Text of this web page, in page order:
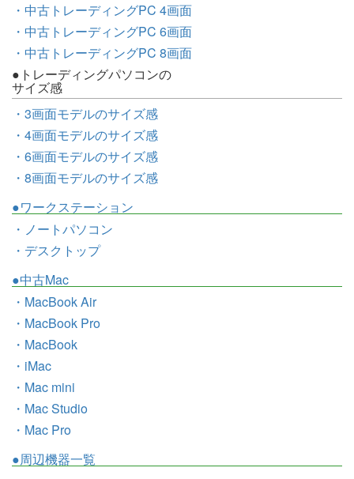
・中古トレーディングPC 4画面
・中古トレーディングPC 6画面
・中古トレーディングPC 8画面
●トレーディングパソコンの
サイズ感
・3画面モデルのサイズ感
・4画面モデルのサイズ感
・6画面モデルのサイズ感
・8画面モデルのサイズ感
●ワークステーション
・ノートパソコン
・デスクトップ
●中古Mac
・MacBook Air
・MacBook Pro
・MacBook
・iMac
・Mac mini
・Mac Studio
・Mac Pro
●周辺機器一覧